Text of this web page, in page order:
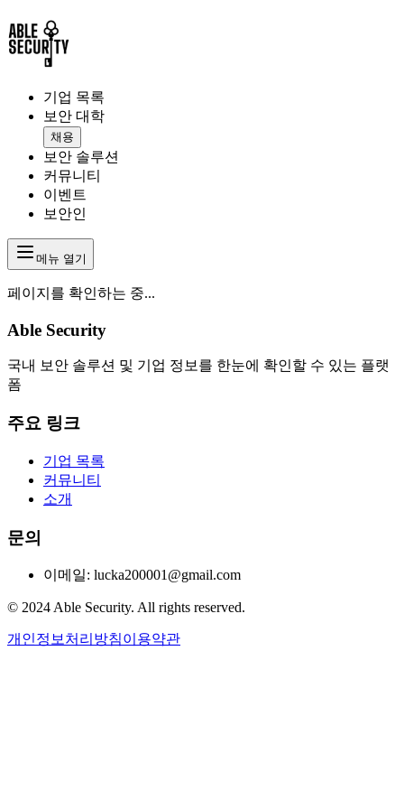
기업 목록
보안 대학
채용
보안 솔루션
커뮤니티
이벤트
보안인
메뉴 열기
페이지를 확인하는 중...
Able Security
국내 보안 솔루션 및 기업 정보를 한눈에 확인할 수 있는 플랫
폼
주요 링크
기업 목록
커뮤니티
소개
문의
이메일: lucka200001@gmail.com
© 2024 Able Security. All rights reserved.
개인정보처리방침이용약관